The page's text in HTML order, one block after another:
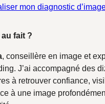
mon diagnostic
fait ?
, conseillère en image et
J’ai accompagné des
à retrouver confiance,
à une image